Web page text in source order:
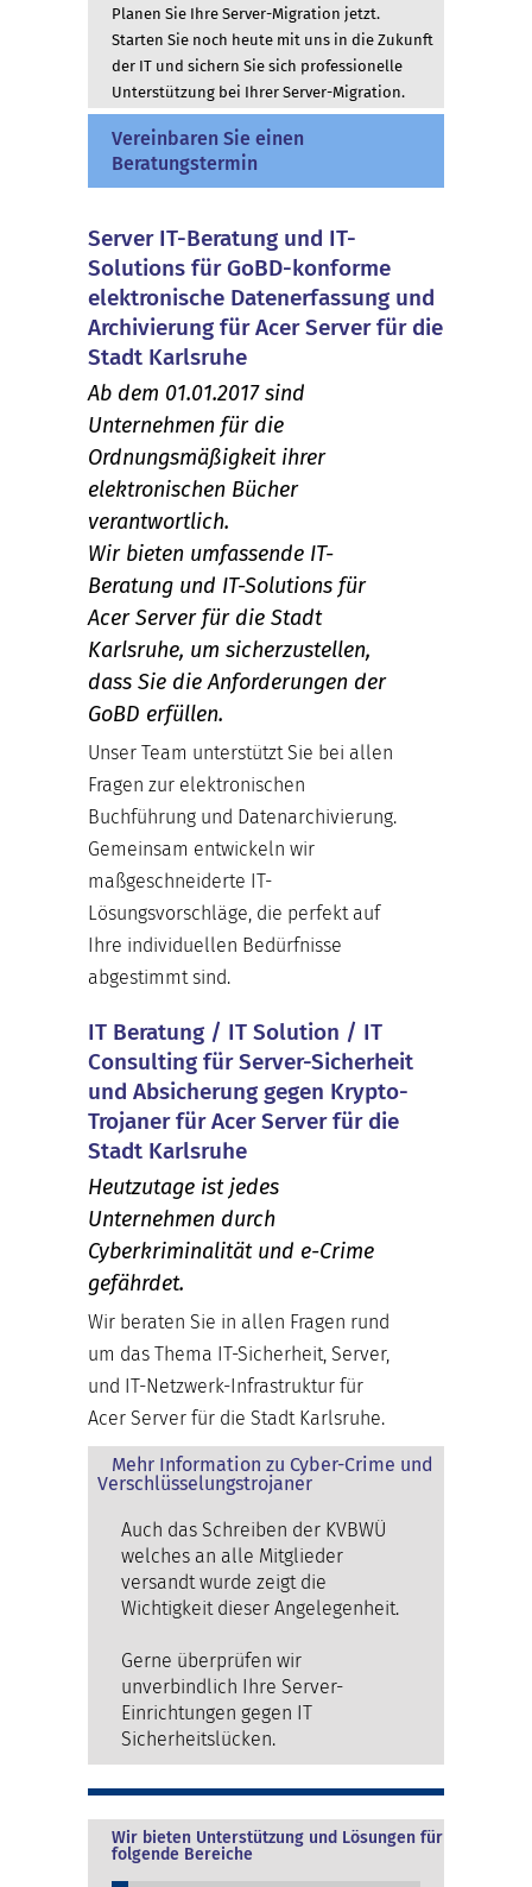
Planen Sie Ihre Server-Migration jetzt.
Starten Sie noch heute mit uns in die Zukunft
der IT und sichern Sie sich professionelle
Unterstützung bei Ihrer Server-Migration.
Vereinbaren Sie einen
Beratungstermin
Server IT-Beratung und IT-
Solutions für GoBD-konforme
elektronische Datenerfassung und
Archivierung für Acer Server für die
Stadt Karlsruhe
Ab dem 01.01.2017 sind
Unternehmen für die
Ordnungsmäßigkeit ihrer
elektronischen Bücher
verantwortlich.
Wir bieten umfassende IT-
Beratung und IT-Solutions für
Acer Server für die Stadt
Karlsruhe, um sicherzustellen,
dass Sie die Anforderungen der
GoBD erfüllen.
Unser Team unterstützt Sie bei allen
Fragen zur elektronischen
Buchführung und Datenarchivierung.
Gemeinsam entwickeln wir
maßgeschneiderte IT-
Lösungsvorschläge, die perfekt auf
Ihre individuellen Bedürfnisse
abgestimmt sind.
IT Beratung / IT Solution / IT
Consulting für Server-Sicherheit
und Absicherung gegen Krypto-
Trojaner für Acer Server für die
Stadt Karlsruhe
Heutzutage ist jedes
Unternehmen durch
Cyberkriminalität und e-Crime
gefährdet.
Wir beraten Sie in allen Fragen rund
um das Thema IT-Sicherheit, Server,
und IT-Netzwerk-Infrastruktur für
Acer Server für die Stadt Karlsruhe.
Mehr Information zu Cyber-Crime und
Verschlüsselungstrojaner
Auch das Schreiben der KVBWÜ
welches an alle Mitglieder
versandt wurde zeigt die
Wichtigkeit dieser Angelegenheit.
Gerne überprüfen wir
unverbindlich Ihre Server-
Einrichtungen gegen IT
Sicherheitslücken.
Wir bieten Unterstützung und Lösungen für
folgende Bereiche